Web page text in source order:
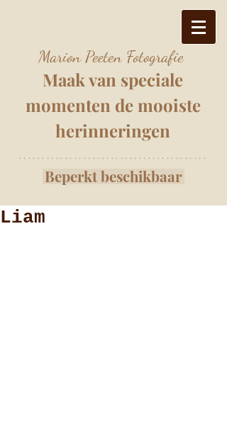
Marion Peeten Fotografie
Maak van speciale
momenten de mooiste
herinneringen
*****************************************
Beperkt beschikbaar
Liam